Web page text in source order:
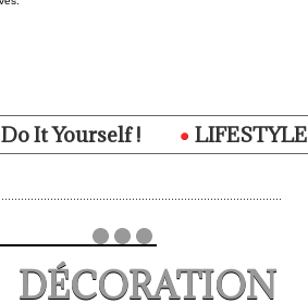
Do It Yourself ! LIFESTYLE
DÉCORATION